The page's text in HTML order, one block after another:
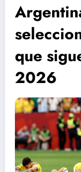
que
2026